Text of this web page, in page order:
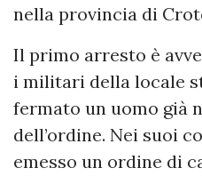
nella provincia di
Il primo arresto è
i militari della locale
fermato un uomo già
dell’ordine. Nei suoi
emesso un ordine di